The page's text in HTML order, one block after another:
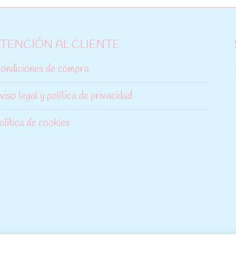
AL CLIENTE
de compra
legal y política de privacidad
de cookies